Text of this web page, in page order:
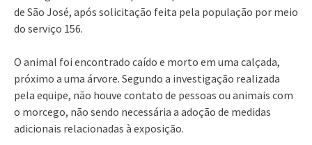
de São José, após solicitação feita pela população por meio
do serviço 156.
O animal foi encontrado caído e morto em uma calçada,
próximo a uma árvore. Segundo a investigação realizada
pela equipe, não houve contato de pessoas ou animais com
o morcego, não sendo necessária a adoção de medidas
adicionais relacionadas à exposição.